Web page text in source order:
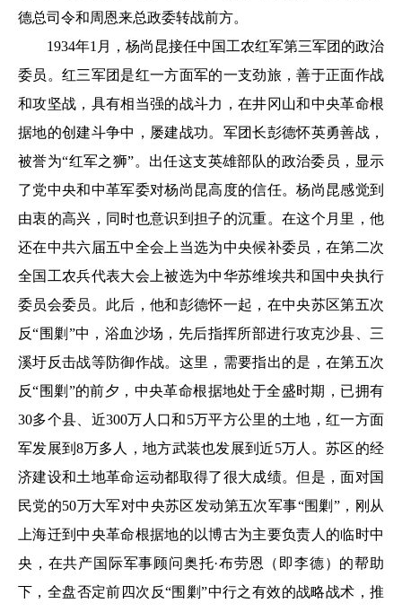
德总司令和周恩来总政委转战前方。
1934年1月，杨尚昆接任中国工农红军第三军团的政治
委员。红三军团是红一方面军的一支劲旅，善于正面作战
和攻坚战，具有相当强的战斗力，在井冈山和中央革命根
据地的创建斗争中，屡建战功。军团长彭德怀英勇善战，
被誉为“红军之狮”。出任这支英雄部队的政治委员，显示
了党中央和中革军委对杨尚昆高度的信任。杨尚昆感觉到
由衷的高兴，同时也意识到担子的沉重。在这个月里，他
还在中共六届五中全会上当选为中央候补委员，在第二次
全国工农兵代表大会上被选为中华苏维埃共和国中央执行
委员会委员。此后，他和彭德怀一起，在中央苏区第五次
反“围剿”中，浴血沙场，先后指挥所部进行攻克沙县、三
溪圩反击战等防御作战。这里，需要指出的是，在第五次
反“围剿”的前夕，中央革命根据地处于全盛时期，已拥有
30多个县、近300万人口和5万平方公里的土地，红一方面
军发展到8万多人，地方武装也发展到近5万人。苏区的经
济建设和土地革命运动都取得了很大成绩。但是，面对国
民党的50万大军对中央苏区发动第五次军事“围剿”，刚从
上海迁到中央革命根据地的以博古为主要负责人的临时中
央，在共产国际军事顾问奥托·布劳恩（即李德）的帮助
下，全盘否定前四次反“围剿”中行之有效的战略战术，推